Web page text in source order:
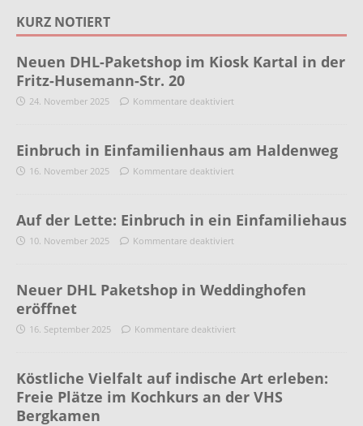
KURZ NOTIERT
Neuen DHL-Paketshop im Kiosk Kartal in der
Fritz-Husemann-Str. 20
24. November 2025 Kommentare deaktiviert
Einbruch in Einfamilienhaus am Haldenweg
16. November 2025 Kommentare deaktiviert
Auf der Lette: Einbruch in ein Einfamiliehaus
10. November 2025 Kommentare deaktiviert
Neuer DHL Paketshop in Weddinghofen
eröffnet
16. September 2025 Kommentare deaktiviert
Köstliche Vielfalt auf indische Art erleben:
Freie Plätze im Kochkurs an der VHS
Bergkamen